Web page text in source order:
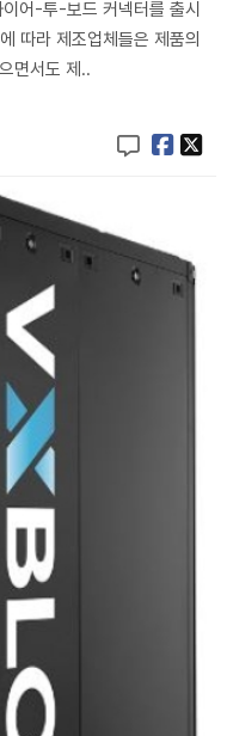
어-투-보드 커넥터를 출시
따라 제조업체들은 제품의
면서도 제..